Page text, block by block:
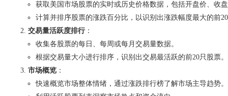
获取美国市场股票的实时或历史价格数据，包括开盘价、收
计算并排序股票的涨跌百分比，以识别出涨跌幅度最大的前
交易量活跃度排行：
收集各股票的每日、每周或每月交易量数据。
根据交易量大小进行排序，识别出交易最活跃的前20只股票。
市场概览 ：
快速概览市场整体情绪，通过涨跌排行榜了解市场主导趋势。